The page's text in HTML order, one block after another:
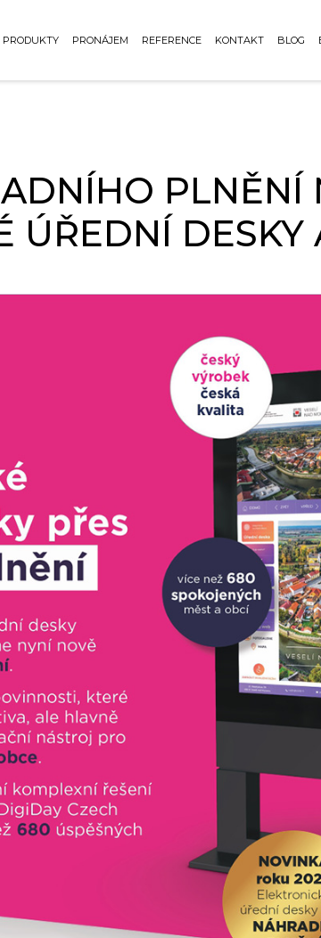
PRODUKTY PRONÁJEM REFERENCE KONTAKT BLOG
PLNĚNÍ
ÚŘEDNÍ DESKY